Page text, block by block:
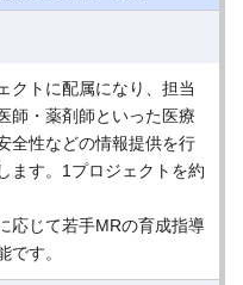
クトに配属になり、担当
師・薬剤師といった医療
全性などの情報提供を行
ます。1プロジェクトを約
応じて若手MRの育成指導
です。